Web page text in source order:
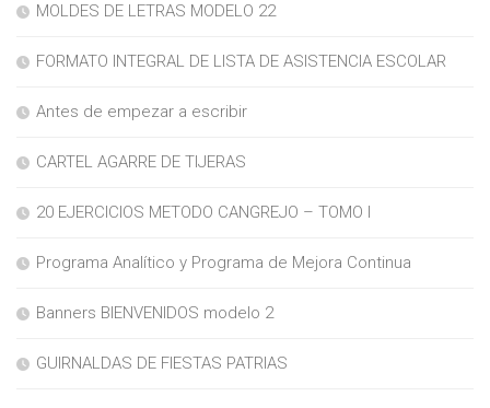
MOLDES DE LETRAS MODELO 22
FORMATO INTEGRAL DE LISTA DE ASISTENCIA ESCOLAR
Antes de empezar a escribir
CARTEL AGARRE DE TIJERAS
20 EJERCICIOS METODO CANGREJO – TOMO I
Programa Analítico y Programa de Mejora Continua
Banners BIENVENIDOS modelo 2
GUIRNALDAS DE FIESTAS PATRIAS